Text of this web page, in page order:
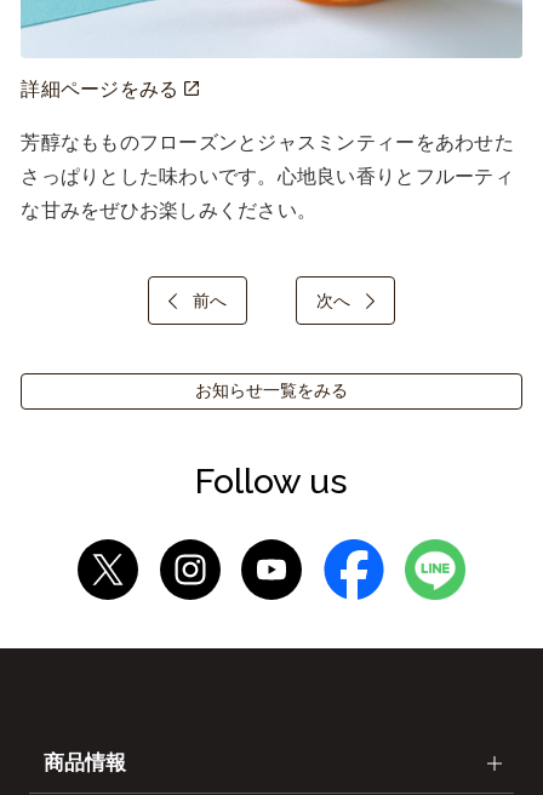
詳細ページをみる
芳醇なもものフローズンとジャスミンティーをあわせた
さっぱりとした味わいです。心地良い香りとフルーティ
な甘みをぜひお楽しみください。
前へ 次へ
お知らせ一覧をみる
Follow us
商品情報